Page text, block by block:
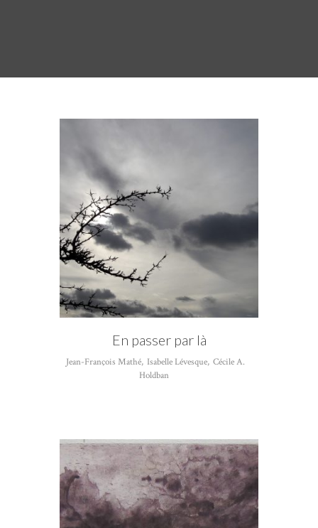
En passer par là
Jean-François Mathé, Isabelle Lévesque, Cécile A.
Holdban